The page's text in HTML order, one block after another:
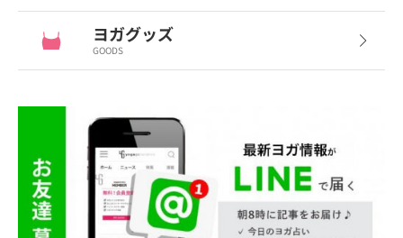
ヨガグッズ
GOODS